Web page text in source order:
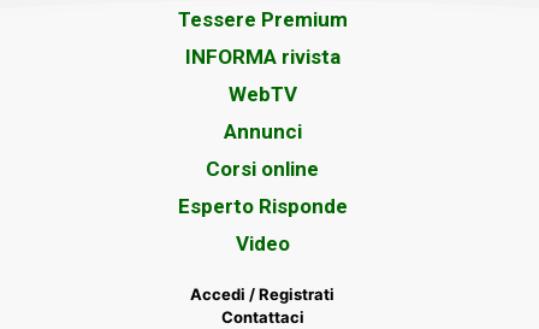
Tessere Premium
INFORMA rivista
WebTV
Annunci
Corsi online
Esperto Risponde
Video
Accedi / Registrati
Contattaci